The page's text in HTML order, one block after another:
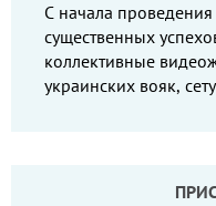
С начала
существенных
коллективные
украинских вояк,